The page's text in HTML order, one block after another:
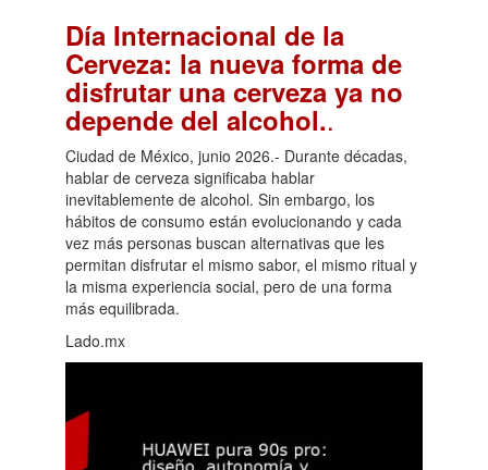
Día Internacional de la
Cerveza: la nueva forma de
disfrutar una cerveza ya no
depende del alcohol..
Ciudad de México, junio 2026.- Durante décadas,
hablar de cerveza significaba hablar
inevitablemente de alcohol. Sin embargo, los
hábitos de consumo están evolucionando y cada
vez más personas buscan alternativas que les
permitan disfrutar el mismo sabor, el mismo ritual y
la misma experiencia social, pero de una forma
más equilibrada.
Lado.mx